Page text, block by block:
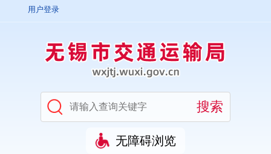
用户登录
无障碍浏览